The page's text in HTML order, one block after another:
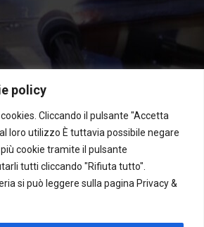
policy
Cliccando il pulsante "Accetta
loro utilizzo È tuttavia possibile negare
cookie tramite il pulsante
tutti cliccando "Rifiuta tutto".
si può leggere sulla pagina Privacy &
di accessibilità